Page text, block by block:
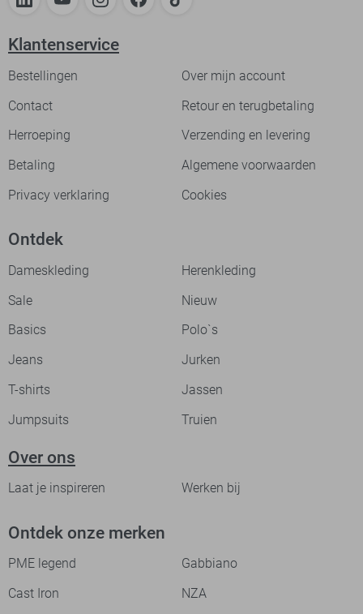
Klantenservice
Bestellingen
Over mijn account
Contact
Retour en terugbetaling
Herroeping
Verzending en levering
Betaling
Algemene voorwaarden
Privacy verklaring
Cookies
Ontdek
Dameskleding
Herenkleding
Sale
Nieuw
Basics
Polo`s
Jeans
Jurken
T-shirts
Jassen
Jumpsuits
Truien
Over ons
Laat je inspireren Werken bij
Ontdek onze merken
PME legend
Gabbiano
Cast Iron
NZA